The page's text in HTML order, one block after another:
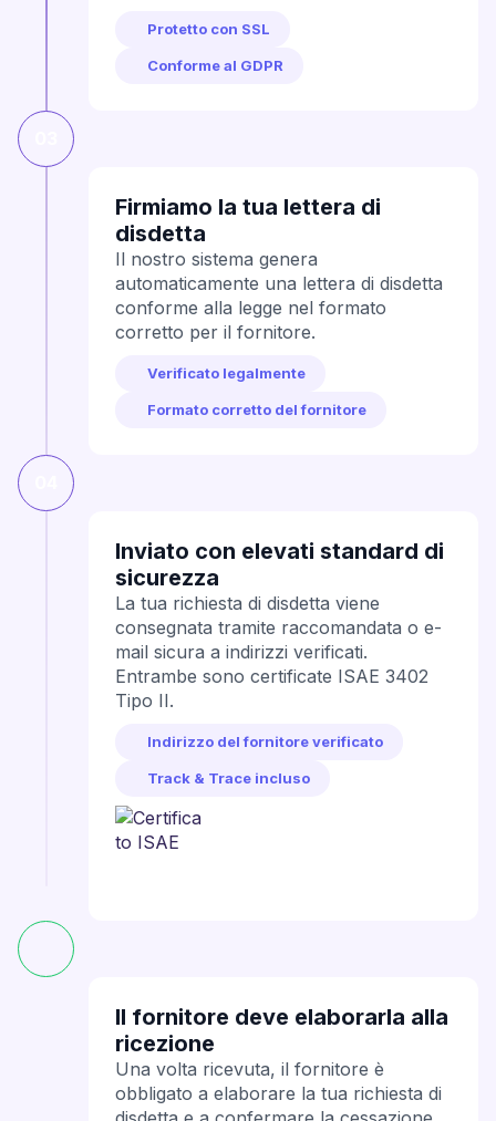
Protetto con SSL
Conforme al GDPR
Firmiamo la tua lettera di
disdetta
Il nostro sistema genera
automaticamente una lettera di disdetta
conforme alla legge nel formato
corretto per il fornitore.
Verificato legalmente
Formato corretto del fornitore
Inviato con elevati standard di
sicurezza
La tua richiesta di disdetta viene
consegnata tramite raccomandata o e-
mail sicura a indirizzi verificati.
Entrambe sono certificate ISAE 3402
Tipo II.
Indirizzo del fornitore verificato
Track & Trace incluso
Il fornitore deve elaborarla alla
ricezione
Una volta ricevuta, il fornitore è
obbligato a elaborare la tua richiesta di